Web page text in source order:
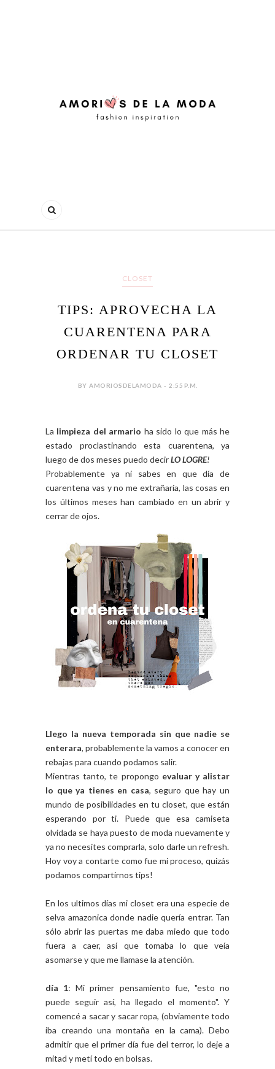
CLOSET
TIPS: APROVECHA LA
CUARENTENA PARA
ORDENAR TU CLOSET
BY AMORIOSDELAMODA - 2:55 P.M.
La limpieza del armario ha sido lo que más he
estado proclastinando esta cuarentena, ya
luego de dos meses puedo decirLO LOGRE!
Probablemente ya ni sabes en que día de
cuarentena vas y no me extrañaría, las cosas en
los últimos meses han cambiado en un abrir y
cerrar de ojos.
Llego la nueva temporada sin que nadie se
enterara, probablemente la vamos a conocer en
rebajas para cuando podamos salir.
Mientras tanto, te propongo evaluar y alistar
lo que ya tienes en casa, seguro que hay un
mundo de posibilidades en tu closet, que están
esperando por ti. Puede que esa camiseta
olvidada se haya puesto de moda nuevamente y
ya no necesites comprarla, solo darle un refresh.
Hoy voy a contarte como fue mi proceso, quizás
podamos compartirnos tips!
En los ultimos días mi closet era una especie de
selva amazonica donde nadie quería entrar. Tan
sólo abrir las puertas me daba miedo que todo
fuera a caer, así que tomaba lo que veía
asomarse y que me llamase la atención.
día 1: Mi primer pensamiento fue, "esto no
puede seguir así, ha llegado el momento". Y
comencé a sacar y sacar ropa, (obviamente todo
iba creando una montaña en la cama). Debo
admitir que el primer día fue del terror, lo deje a
mitad y metí todo en bolsas.